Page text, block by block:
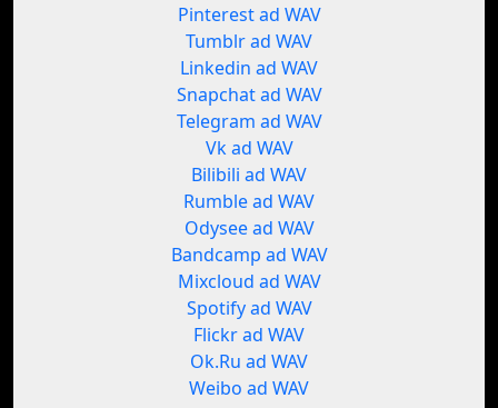
Pinterest ad WAV
Tumblr ad WAV
Linkedin ad WAV
Snapchat ad WAV
Telegram ad WAV
Vk ad WAV
Bilibili ad WAV
Rumble ad WAV
Odysee ad WAV
Bandcamp ad WAV
Mixcloud ad WAV
Spotify ad WAV
Flickr ad WAV
Ok.Ru ad WAV
Weibo ad WAV